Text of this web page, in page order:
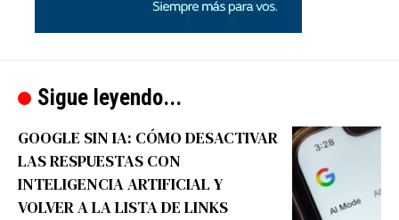
Sigue leyendo...
GOOGLE SIN IA: CÓMO DESACTIVAR
LAS RESPUESTAS CON
INTELIGENCIA ARTIFICIAL Y
VOLVER A LA LISTA DE LINKS